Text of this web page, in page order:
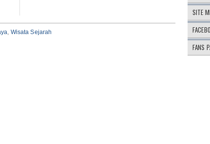
, Wisata Sejarah
SITE
FANS